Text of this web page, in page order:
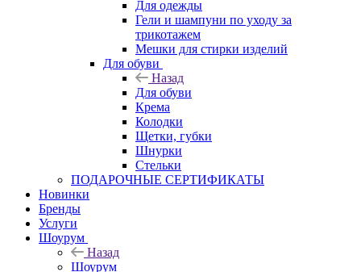
Для одежды
Гели и шампуни по уходу за
трикотажем
Мешки для стирки изделий
Для обуви
Назад
Для обуви
Крема
Колодки
Щетки, губки
Шнурки
Стельки
ПОДАРОЧНЫЕ СЕРТИФИКАТЫ
Новинки
Бренды
Услуги
Шоурум
Назад
Шоурум